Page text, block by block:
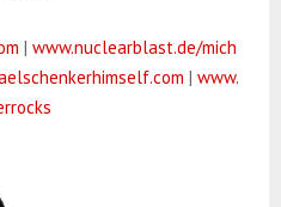
| www.nuclearblast.de/mich
| www.